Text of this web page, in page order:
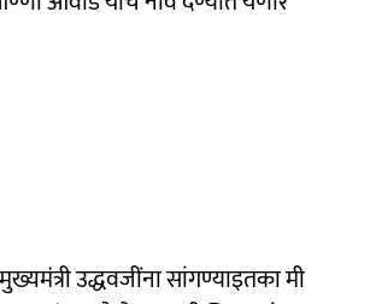
उद्धवजींना सांगण्याइतका मी